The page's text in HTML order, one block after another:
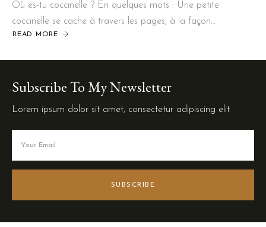
Où es-tu coccinelle ? En quelques mots : Une petite
coccinelle se cache à travers les pages, à la façon…
READ MORE
Subscribe To My Newsletter
Lorem ipsum dolor sit amet, consectetur adipiscing elit
SUBSCRIBE